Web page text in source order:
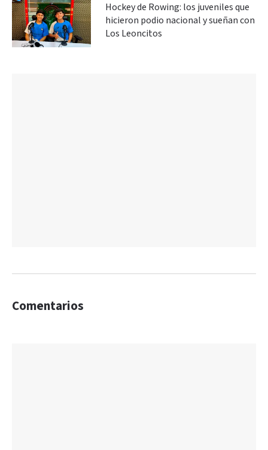
Hockey de Rowing: los juveniles que
hicieron podio nacional y sueñan con
Los Leoncitos
Comentarios